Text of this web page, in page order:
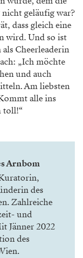
geläufig war?
dass gleich eine
wird. Und so ist
als Cheerleaderin
„Ich möchte
und auch
Am liebsten
alle ins
toll!“
Arnbom
des
Zahlreiche
und
Jänner 2022
des